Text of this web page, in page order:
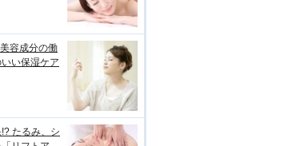
容成分の働
い保湿ケア
たるみ、シ